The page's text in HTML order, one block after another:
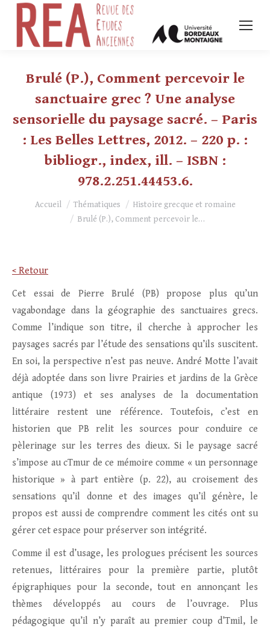
Brulé (P.), Comment percevoir le
sanctuaire grec ? Une analyse
sensorielle du paysage sacré. – Paris
: Les Belles Lettres, 2012. – 220 p. :
bibliogr., index, ill. – ISBN :
978.2.251.44453.6.
Vous êtes ici :
Accueil Thématiques
Histoire grecque et romaine
Brulé (P.), Comment percevoir le…
< Retour
Cet essai de Pierre Brulé (PB) propose plus qu’un
vagabondage dans la géographie des sanctuaires grecs.
Comme l’indique son titre, il cherche à approcher les
paysages sacrés par l’étude des sensations qu’ils suscitent.
En soi, la perspective n’est pas neuve. André Motte l’avait
déjà adoptée dans son livre Prairies et jardins de la Grèce
antique (1973) et ses analyses de la documentation
littéraire restent une référence. Toutefois, c’est en
historien que PB relit les sources pour conduire ce
pèlerinage sur les terres des dieux. Si le paysage sacré
s’impose au cTmur de ce mémoire comme « un personnage
historique » à part entière (p. 22), au croisement des
sensations qu’il donne et des images qu’il génère, le
propos est aussi de comprendre comment les cités ont su
gérer cet espace pour préserver son intégrité.
Comme il est d’usage, les prologues précisent les sources
retenues, littéraires pour la première partie, plutôt
épigraphiques pour la seconde, tout en annonçant les
thèmes développés au cours de l’ouvrage. Plus
pédagogique qu’il n’y paraît au premier coup d’Tmil, le